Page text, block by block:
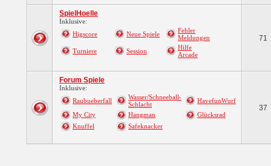
SpielHoelle
Inklusive:
Higscore
Neue Spiele
Fehler
Meldungen
Turniere
Session
Hilfe
Arcade
71
Forum Spiele
Inklusive:
Raubueberfall
Wasser/Schneeball-
Schlacht
HavefunWurf
My City
Hangman
Glücksrad
Knuffel
Safeknacker
37